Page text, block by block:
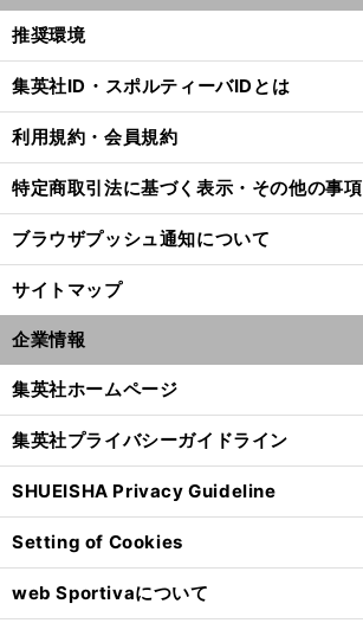
推奨環境
集英社ID・スポルティーバIDとは
利用規約・会員規約
特定商取引法に基づく表示・その他の事項
ブラウザプッシュ通知について
サイトマップ
企業情報
集英社ホームページ
集英社プライバシーガイドライン
SHUEISHA Privacy Guideline
Setting of Cookies
web Sportivaについて